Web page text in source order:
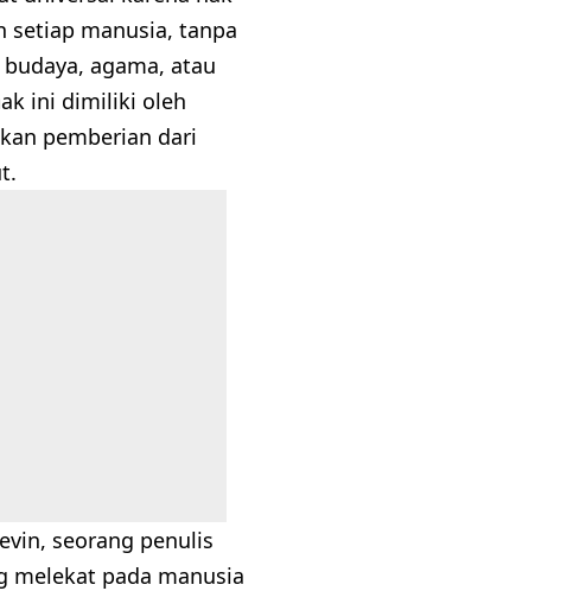
setiap manusia, tanpa
agama, atau
ini dimiliki oleh
pemberian dari
seorang penulis
melekat pada manusia